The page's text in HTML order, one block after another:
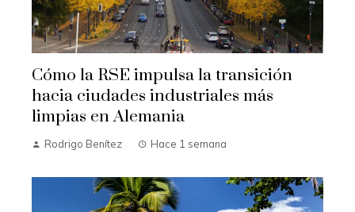
Cómo la RSE impulsa la transición
hacia ciudades industriales más
limpias en Alemania
Rodrigo Benítez Hace 1 semana